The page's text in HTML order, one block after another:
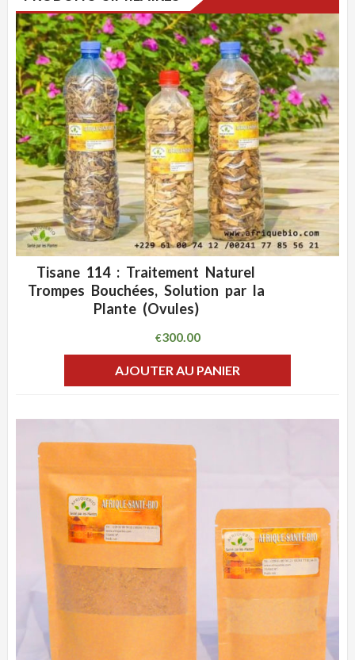
ADD WISHLIST
Tisane 114 : Traitement Naturel
Trompes Bouchées, Solution par la
Plante (Ovules)
€300.00
AJOUTER AU PANIER